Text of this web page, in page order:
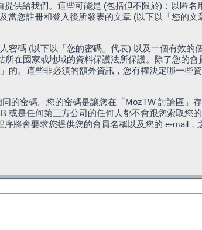
供給我們。這些可能是 (包括但不限於)：以匿名
您註冊和登入後所發表的文章 (以下以「您的文
密碼 (以下以「您的密碼」代表) 以及一個有效的
在國家或地域的資料保護法所保護。除了您的會
的。這些非必須的額外資訊，您有權決定哪一些
的密碼。您的密碼是讓您在「MozTW 討論區」
或是任何第三方公司的任何人都不會跟您索取您
將會要求您提供您的會員名稱以及您的 e-mail，